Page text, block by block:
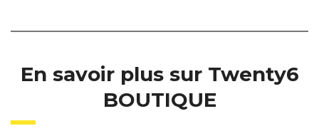
3.23.0 vers 3.23.1) :
problèmes ou avez
En savoir plus sur Twenty6
BOUTIQUE